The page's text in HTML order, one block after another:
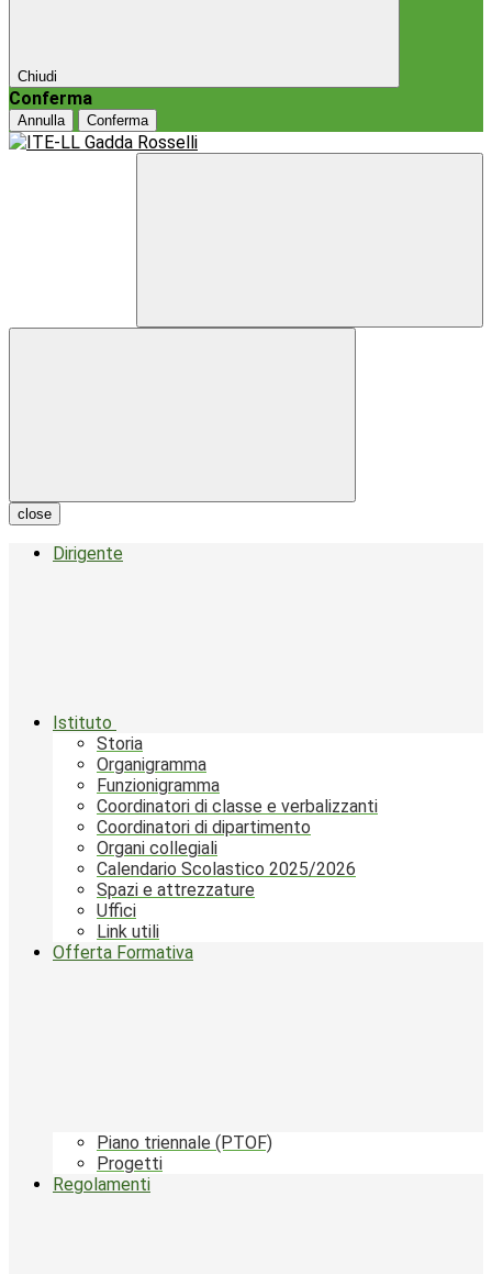
Chiudi
Conferma
Annulla Conferma
close
Dirigente
Istituto
Storia
Organigramma
Funzionigramma
Coordinatori di classe e verbalizzanti
Coordinatori di dipartimento
Organi collegiali
Calendario Scolastico 2025/2026
Spazi e attrezzature
Uffici
Link utili
Offerta Formativa
Piano triennale (PTOF)
Progetti
Regolamenti